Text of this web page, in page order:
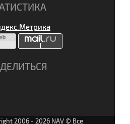
2006 - 2026 NAV © Все